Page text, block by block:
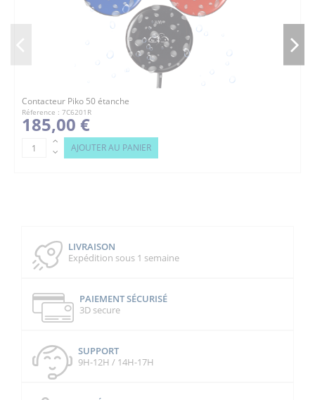
Contacteur Piko 50 étanche
Réference : 7C6201R
185,00 €
AJOUTER AU PANIER
LIVRAISON
Expédition sous 1 semaine
PAIEMENT SÉCURISÉ
3D secure
SUPPORT
9H-12H / 14H-17H